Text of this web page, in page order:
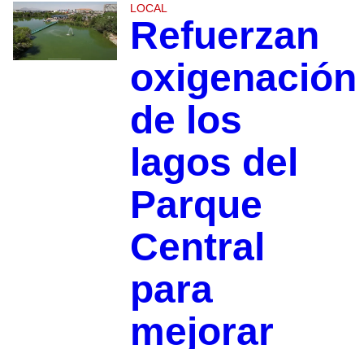
LOCAL
Refuerzan
oxigenación
de los
lagos del
Parque
Central
para
mejorar